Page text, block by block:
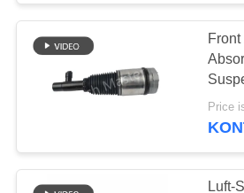
Audi-Luft-
Teile
Fahrt XC90 31451833
Price
Luft-